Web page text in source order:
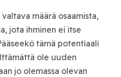
määrä osaamista,
jota ihminen ei itse
tämä potentiaali
ole uuden
jo olemassa olevan